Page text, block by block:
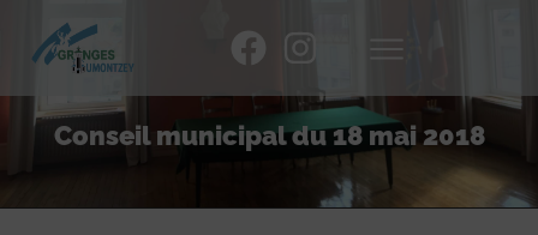
Conseil municipal du 18 mai 2018